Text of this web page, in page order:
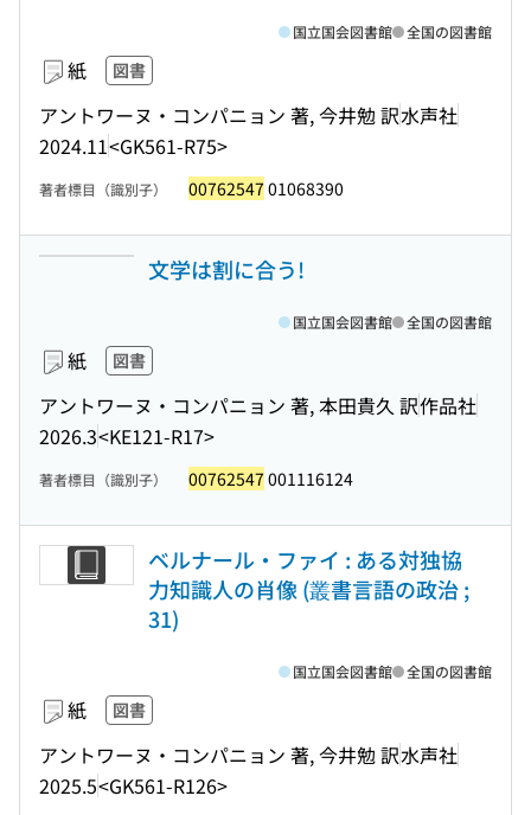
紙 図書
アントワーヌ・コンパニョン 著, 今井勉 訳水声社
2024.11<GK561-R75>
国立国会図書館 全国の図書館
著者標目（識別子） 00762547 01068390
文学は割に合う!
紙 図書
アントワーヌ・コンパニョン 著, 本田貴久 訳作品社
2026.3<KE121-R17>
国立国会図書館 全国の図書館
著者標目（識別子） 00762547 001116124
ベルナール・ファイ : ある対独協
力知識人の肖像 (叢書言語の政治 ;
31)
紙 図書
アントワーヌ・コンパニョン 著, 今井勉 訳水声社
2025.5<GK561-R126>
国立国会図書館 全国の図書館